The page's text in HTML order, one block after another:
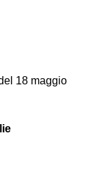
18 maggio